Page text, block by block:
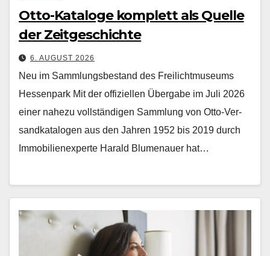
Otto-Kataloge komplett als Quelle
der Zeitgeschichte
6. AUGUST 2026
Neu im Sammlungsbestand des Freilichtmuseums
Hessenpark Mit der offiziellen Über­gabe im Juli 2026
ein­er nahezu voll­ständi­gen Samm­lung von Otto-Ver­
sand­kat­a­lo­gen aus den Jahren 1952 bis 2019 durch
Immo­bilienex­perte Har­ald Blu­me­nauer hat…